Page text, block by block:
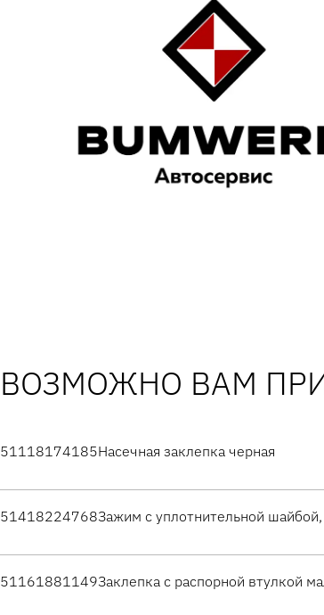
ВОЗМОЖНО ВАМ
51118174185Насечная заклепка черная
51418224768Зажим с уплотнительной
51161881149Заклепка с распорной втулкой